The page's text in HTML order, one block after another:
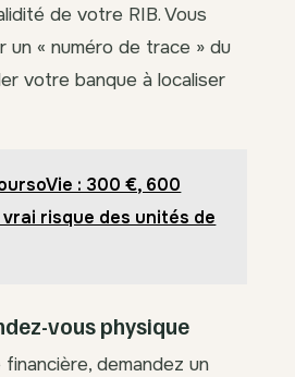
de votre RIB. Vous
un « numéro de trace » du
votre banque à localiser
: 300 €, 600
risque des unités de
vous physique
financière, demandez un